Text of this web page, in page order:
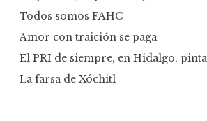
Todos somos FAHC
Amor con traición se paga
El PRI de siempre, en Hidalgo,
La farsa de Xóchitl